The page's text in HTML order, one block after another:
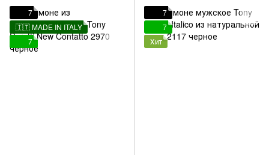
7
🇮🇹 MADE IN ITALY
7
7
7
Хит